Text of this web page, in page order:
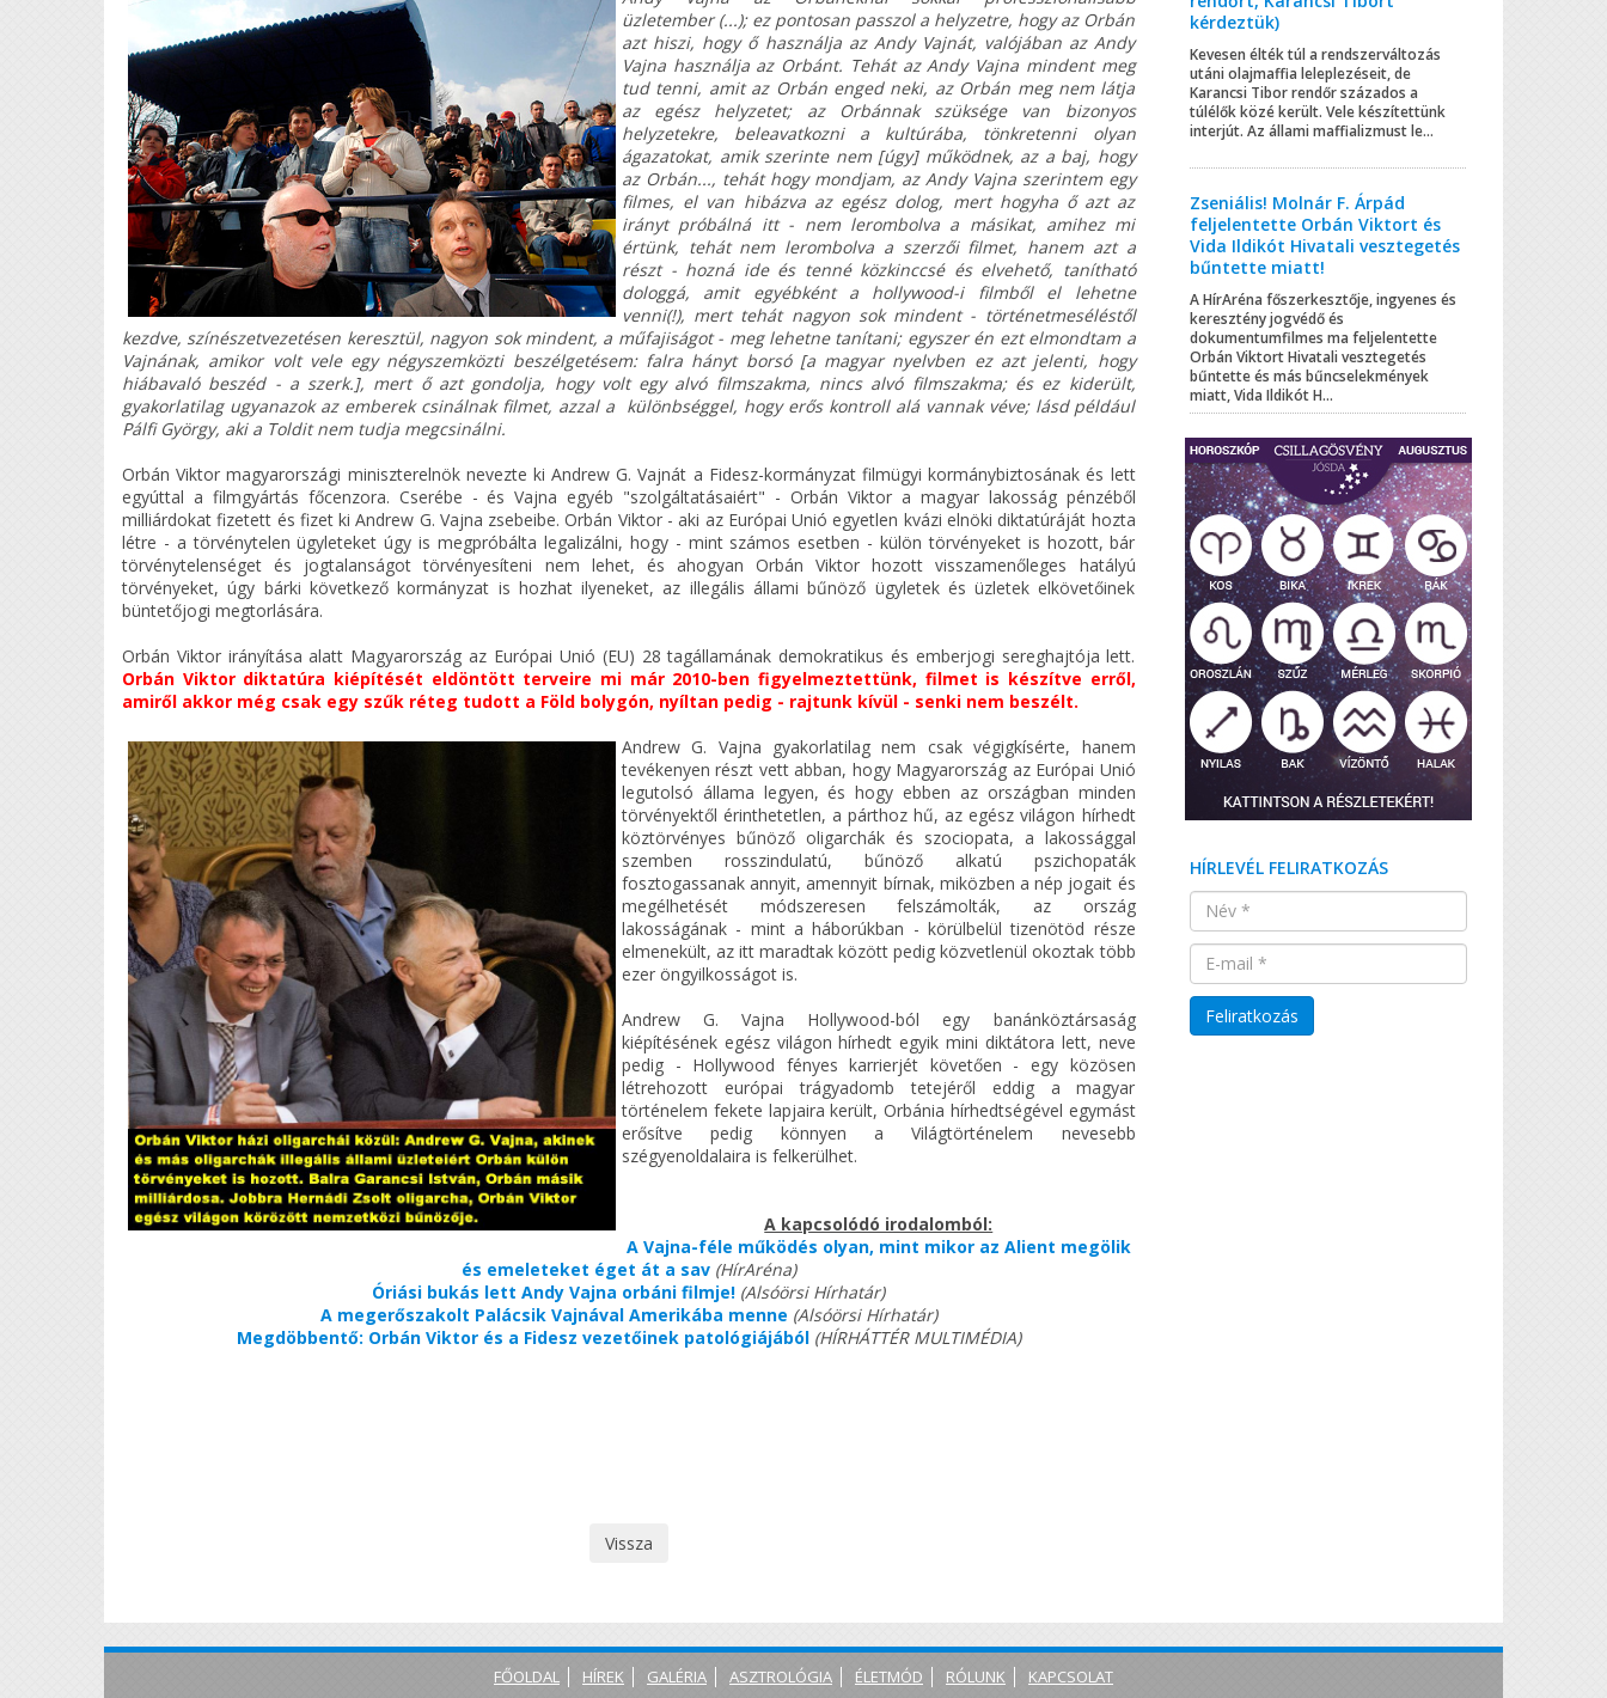
üzletember (...); ez pontosan passzol a helyzetre, hogy az Orbán
azt hiszi, hogy ő használja az Andy Vajnát, valójában az Andy
Vajna használja az Orbánt. Tehát az Andy Vajna mindent meg
tud tenni, amit az Orbán enged neki, az Orbán meg nem látja
az egész helyzetet; az Orbánnak szüksége van bizonyos
helyzetekre, beleavatkozni a kultúrába, tönkretenni olyan
ágazatokat, amik szerinte nem [úgy] működnek, az a baj, hogy
az Orbán..., tehát hogy mondjam, az Andy Vajna szerintem egy
filmes, el van hibázva az egész dolog, mert hogyha ő azt az
irányt próbálná itt - nem lerombolva a másikat, amihez mi
értünk, tehát nem lerombolva a szerzői filmet, hanem azt a
részt - hozná ide és tenné közkinccsé és elvehető, tanítható
dologgá, amit egyébként a hollywood-i filmből el lehetne
venni(!), mert tehát nagyon sok mindent - történetmeséléstől
kezdve, színészetvezetésen keresztül, nagyon sok mindent, a műfajiságot - meg lehetne tanítani; egyszer én ezt elmondtam a
Vajnának, amikor volt vele egy négyszemközti beszélgetésem: falra hányt borsó [a magyar nyelvben ez azt jelenti, hogy
hiábavaló beszéd - a szerk.], mert ő azt gondolja, hogy volt egy alvó filmszakma, nincs alvó filmszakma; és ez kiderült,
gyakorlatilag ugyanazok az emberek csinálnak filmet, azzal a különbséggel, hogy erős kontroll alá vannak véve; lásd például
Pálfi György, aki a Toldit nem tudja megcsinálni.
Orbán Viktor magyarországi miniszterelnök nevezte ki Andrew G. Vajnát a Fidesz-kormányzat filmügyi kormánybiztosának és lett
egyúttal a filmgyártás főcenzora. Cserébe - és Vajna egyéb "szolgáltatásaiért" - Orbán Viktor a magyar lakosság pénzéből
milliárdokat fizetett és fizet ki Andrew G. Vajna zsebeibe. Orbán Viktor - aki az Európai Unió egyetlen kvázi elnöki diktatúráját hozta
létre - a törvénytelen ügyleteket úgy is megpróbálta legalizálni, hogy - mint számos esetben - külön törvényeket is hozott, bár
törvénytelenséget és jogtalanságot törvényesíteni nem lehet, és ahogyan Orbán Viktor hozott visszamenőleges hatályú
törvényeket, úgy bárki következő kormányzat is hozhat ilyeneket, az illegális állami bűnöző ügyletek és üzletek elkövetőinek
büntetőjogi megtorlására.
Orbán Viktor irányítása alatt Magyarország az Európai Unió (EU) 28 tagállamának demokratikus és emberjogi sereghajtója lett.
Orbán Viktor diktatúra kiépítését eldöntött terveire mi már 2010-ben figyelmeztettünk, filmet is készítve erről,
amiről akkor még csak egy szűk réteg tudott a Föld bolygón, nyíltan pedig - rajtunk kívül - senki nem beszélt.
Andrew G. Vajna gyakorlatilag nem csak végigkísérte, hanem
tevékenyen részt vett abban, hogy Magyarország az Európai Unió
legutolsó állama legyen, és hogy ebben az országban minden
törvényektől érinthetetlen, a párthoz hű, az egész világon hírhedt
köztörvényes bűnöző oligarchák és szociopata, a lakossággal
szemben rosszindulatú, bűnöző alkatú pszichopaták
fosztogassanak annyit, amennyit bírnak, miközben a nép jogait és
megélhetését módszeresen felszámolták, az ország
lakosságának - mint a háborúkban - körülbelül tizenötöd része
elmenekült, az itt maradtak között pedig közvetlenül okoztak több
ezer öngyilkosságot is.
Andrew G. Vajna Hollywood-ból egy banánköztársaság
kiépítésének egész világon hírhedt egyik mini diktátora lett, neve
pedig - Hollywood fényes karrierjét követően - egy közösen
létrehozott európai trágyadomb tetejéről eddig a magyar
történelem fekete lapjaira került, Orbánia hírhedtségével egymást
erősítve pedig könnyen a Világtörténelem nevesebb
szégyenoldalaira is felkerülhet.
A kapcsolódó irodalomból:
A Vajna-féle működés olyan, mint mikor az Alient megölik
és emeleteket éget át a sav (HírAréna)
Óriási bukás lett Andy Vajna orbáni filmje! (Alsóörsi Hírhatár)
A megerőszakolt Palácsik Vajnával Amerikába menne (Alsóörsi Hírhatár)
Megdöbbentő: Orbán Viktor és a Fidesz vezetőinek patológiájából (HÍRHÁTTÉR MULTIMÉDIA)
Vissza
kérdeztük)
Kevesen élték túl a rendszerváltozás
utáni olajmaffia leleplezéseit, de
Karancsi Tibor rendőr százados a
túlélők közé került. Vele készítettünk
interjút. Az állami maffializmust le...
Zseniális! Molnár F. Árpád
feljelentette Orbán Viktort és
Vida Ildikót Hivatali vesztegetés
bűntette miatt!
A HírAréna főszerkesztője, ingyenes és
keresztény jogvédő és
dokumentumfilmes ma feljelentette
Orbán Viktort Hivatali vesztegetés
bűntette és más bűncselekmények
miatt, Vida Ildikót H...
HÍRLEVÉL FELIRATKOZÁS
FŐOLDAL HÍREK GALÉRIA ASZTROLÓGIA ÉLETMÓD RÓLUNK KAPCSOLAT